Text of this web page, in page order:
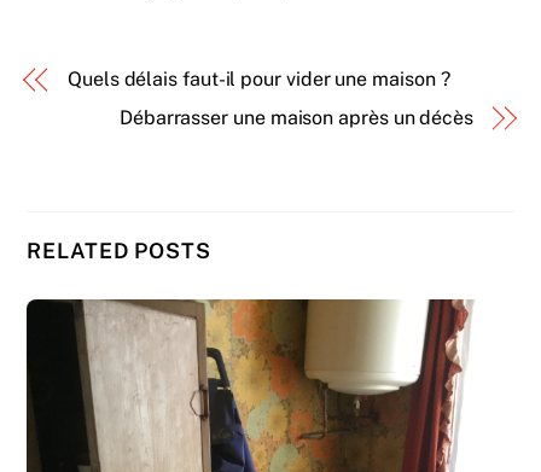
Quels délais faut-il pour vider une maison ?
Débarrasser une maison après un décès
RELATED POSTS